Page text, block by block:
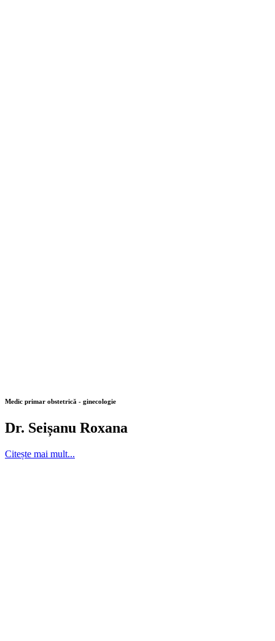
Medic primar obstetrică - ginecologie
Dr. Seișanu Roxana
Citește mai mult...